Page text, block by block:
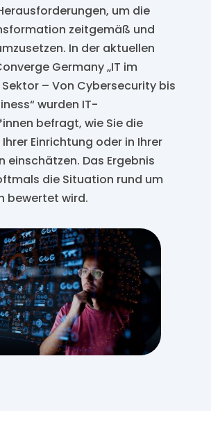
um die
zeitgemäß und
In der aktuellen
Germany„IT im
– Von Cybersecurity bis
“ wurden IT-
befragt, wie Sie die
Einrichtung oder in Ihrer
einschätzen. Das Ergebnis
die Situation rund um
bewertet wird.